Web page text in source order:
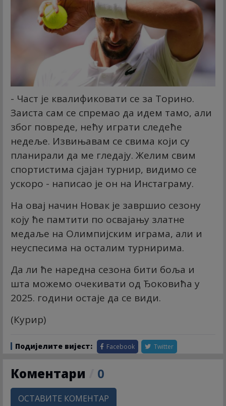
- Част је квалификовати се за Торино.
Заиста сам се спремао да идем тамо, али
због повреде, нећу играти следеће
недеље. Извињавам се свима који су
планирали да ме гледају. Желим свим
спортистима сјајан турнир, видимо се
ускоро - написао је он на Инстаграму.
На овај начин Новак је завршио сезону
коју ће памтити по освајању златне
медаље на Олимпијским играма, али и
неуспесима на осталим турнирима.
Да ли ће наредна сезона бити боља и
шта можемо очекивати од Ђоковића у
2025. години остаје да се види.
(Курир)
Подијелите вијест: Facebook Twitter
Коментари 0
ОСТАВИТЕ КОМЕНТАР